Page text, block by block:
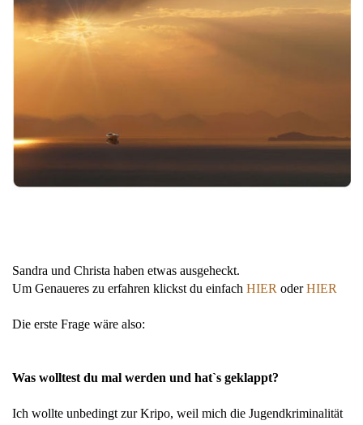
Sandra und Christa haben etwas ausgeheckt.
Um Genaueres zu erfahren klickst du einfach HIER oderHIER
Die erste Frage wäre also:
Was wolltest du mal werden und hat`s geklappt?
Ich wollte unbedingt zur Kripo, weil mich die Jugendkriminalität